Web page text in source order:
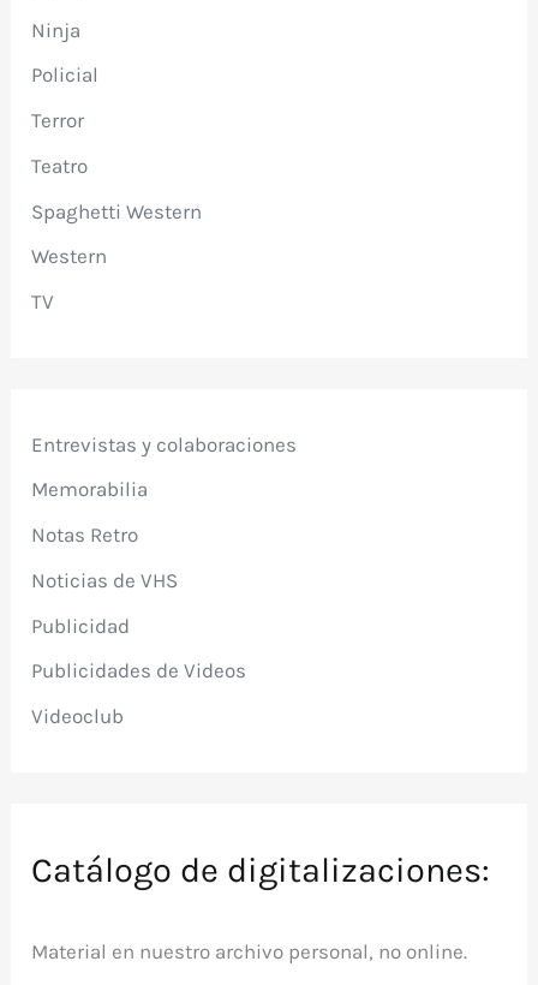
Ninja
Policial
Terror
Teatro
Spaghetti Western
Western
TV
Entrevistas y colaboraciones
Memorabilia
Notas Retro
Noticias de VHS
Publicidad
Publicidades de Videos
Videoclub
Catálogo de digitalizaciones:
Material en nuestro archivo personal, no online.